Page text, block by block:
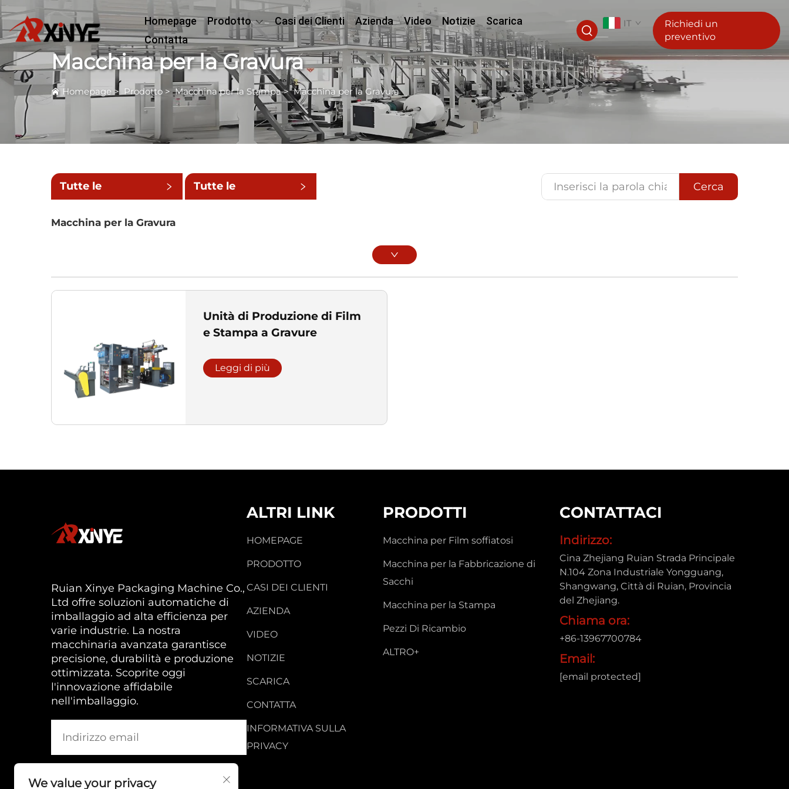
Homepage Prodotto Casi dei Clienti Azienda Video Notizie
Scarica
Contatta
IT
Richiedi un
preventivo
Macchina per la Gravura
Homepage > Prodotto >Macchina per la Stampa>Macchina per la Gravura
Tutte le Tutte le Cerca
Macchina per la Gravura
Unità di Produzione di Film
e Stampa a Gravure
Leggi di più
Ruian Xinye Packaging Machine Co.,
Ltd offre soluzioni automatiche di
imballaggio ad alta efficienza per
varie industrie. La nostra
macchinaria avanzata garantisce
precisione, durabilità e produzione
ottimizzata. Scoprite oggi
l'innovazione affidabile
nell'imballaggio.
ALTRI LINK
HOMEPAGE
PRODOTTO
CASI DEI CLIENTI
AZIENDA
VIDEO
NOTIZIE
SCARICA
CONTATTA
INFORMATIVA SULLA
PRIVACY
PRODOTTI
Macchina per Film soffiatosi
Macchina per la Fabbricazione di
Sacchi
Macchina per la Stampa
Pezzi Di Ricambio
ALTRO+
CONTATTACI
Indirizzo:
Cina Zhejiang Ruian Strada Principale
N.104 Zona Industriale Yongguang,
Shangwang, Città di Ruian, Provincia
del Zhejiang.
Chiama ora:
+86-13967700784
Email:
[email protected]
We value your privacy